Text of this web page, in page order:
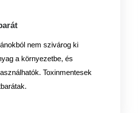
nem szivárog ki
a környezetbe, és
Toxinmentesek